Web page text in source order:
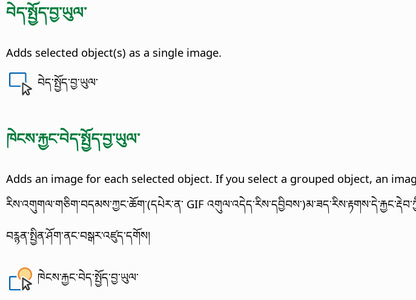
བེད་སྤྱོད་བྱ་ཡུལ་
Adds selected object(s) as a single image.
བེད་སྤྱོད་བྱ་ཡུལ་
ཁེངས་རྐྱང་བེད་སྤྱོད་བྱ་ཡུལ་
Adds an image for each selected object. If you select a grouped object, an
རིས་འགུགལ་གཅིག་བདམས་ཀྱང་ཆོག་(དཔེར་ན་ GIF
བཪྙན་སྤྱིན་ཤོག་ནང་བསྒར་འཛུད་དགོས།
ཁེངས་རྐྱང་བེད་སྤྱོད་བྱ་ཡུལ་